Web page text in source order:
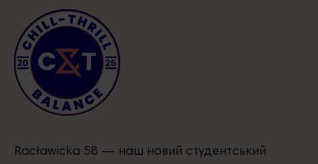
Racławicka 58 — наш новий студентський